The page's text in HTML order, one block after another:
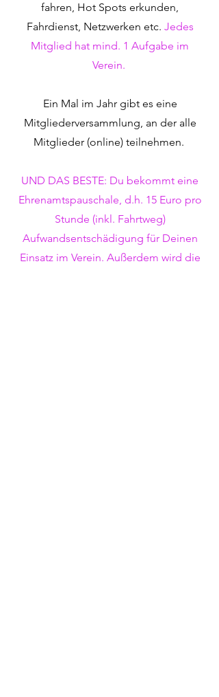
fahren, Hot Spots erkunden,
Fahrdienst, Netzwerken etc. Jedes
Mitglied hat mind. 1 Aufgabe im
Verein.
Ein Mal im Jahr gibt es eine
Mitgliederversammlung, an der alle
Mitglieder (online) teilnehmen.
UND DAS BESTE: Du bekommt eine
Ehrenamtspauschale, d.h. 15 Euro pro
Stunde (inkl. Fahrtweg)
Aufwandsentschädigung für Deinen
Einsatz im Verein. Außerdem wird die